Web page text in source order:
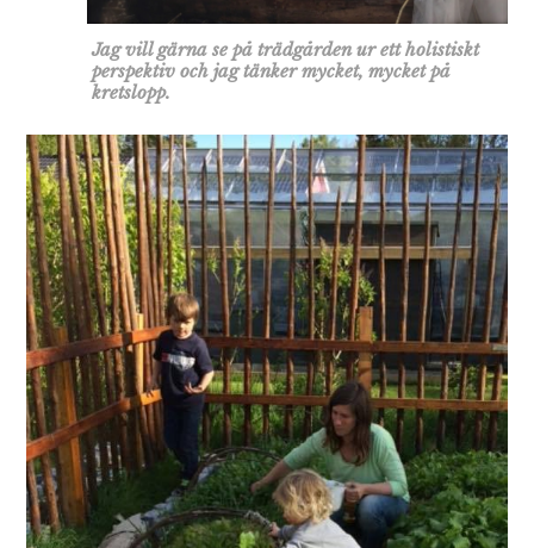
Jag vill gärna se på trädgården ur ett holistiskt
perspektiv och jag tänker mycket, mycket på
kretslopp.